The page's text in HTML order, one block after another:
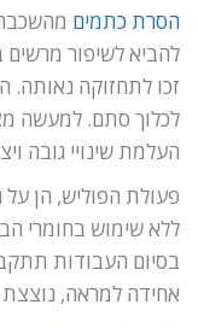
הסרת כתמים
להביא לשיפור
זכו לתחזוקה נאותה.
לכלוך סתם. למעשה
העלמת שינויי גובה
פעולת הפוליש, הן
ללא שימוש בחומרי
בסיום העבודות
אחידה למראה,